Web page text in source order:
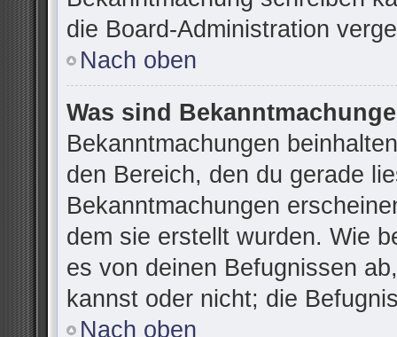
die Board-Administration
Nach oben
Was sind
Bekanntmachungen
den Bereich, den du gerade
Bekanntmachungen
dem sie erstellt wurden. Wie
es von deinen Befugnissen
kannst oder nicht; die
Nach oben